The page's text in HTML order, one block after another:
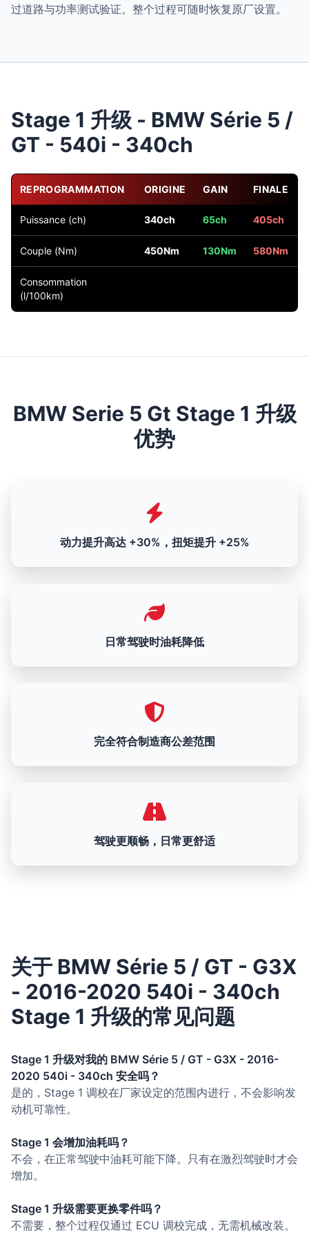
过道路与功率测试验证。整个过程可随时恢复原厂设置。
Stage 1 升级 - BMW Série 5 /
GT - 540i - 340ch
REPROGRAMMATION ORIGINE GAIN FINALE
Puissance (ch) 340ch 65ch 405ch
Couple (Nm) 450Nm 130Nm 580Nm
Consommation
(l/100km)
BMW Serie 5 Gt Stage 1 升级
优势
动力提升高达 +30%，扭矩提升 +25%
日常驾驶时油耗降低
完全符合制造商公差范围
驾驶更顺畅，日常更舒适
关于 BMW Série 5 / GT - G3X
- 2016-2020 540i - 340ch
Stage 1 升级的常见问题
Stage 1 升级对我的 BMW Série 5 / GT - G3X - 2016-
2020 540i - 340ch 安全吗？
是的，Stage 1 调校在厂家设定的范围内进行，不会影响发
动机可靠性。
Stage 1 会增加油耗吗？
不会，在正常驾驶中油耗可能下降。只有在激烈驾驶时才会
增加。
Stage 1 升级需要更换零件吗？
不需要，整个过程仅通过 ECU 调校完成，无需机械改装。